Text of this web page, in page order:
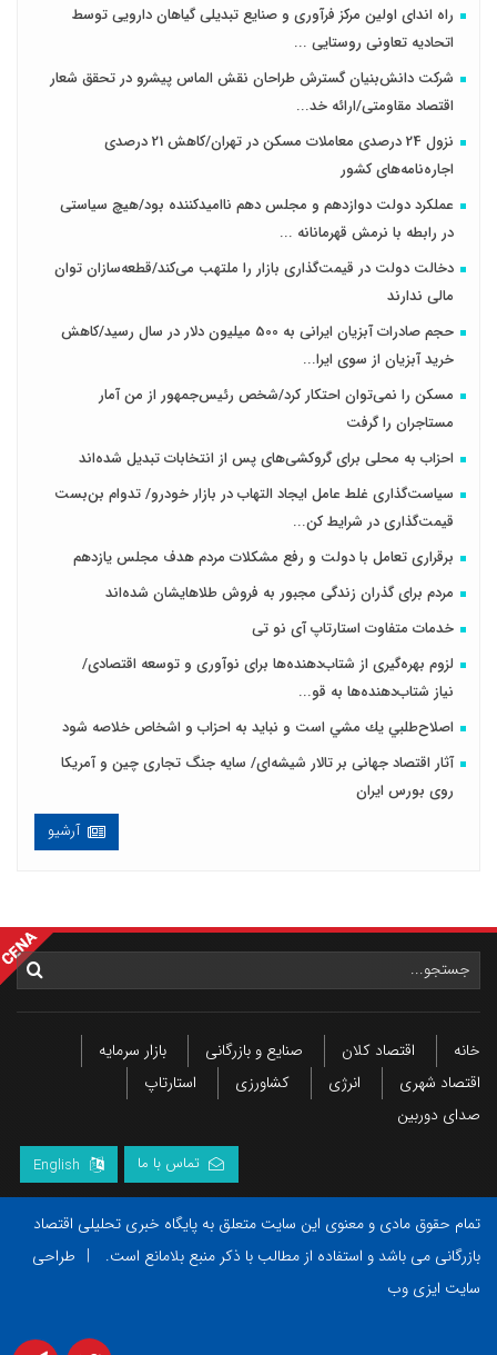
راه اندای اولین مرکز فرآوری و صنایع تبدیلی گیاهان دارویی توسط
اتحادیه تعاونی روستایی ...
شرکت دانش‌بنیان گسترش طراحان‌‌ ‌نقش‌ الماس پیشرو در تحقق شعار
اقتصاد مقاومتی/ارائه خد...
نزول 24 درصدی معاملات مسکن در تهران/کاهش 21 درصدی
اجاره‌نامه‌های کشور
عملکرد دولت دوازدهم و مجلس دهم ناامیدکننده بود/هیچ سیاستی
در رابطه با نرمش قهرمانانه ...
دخالت دولت در قیمت‌گذاری بازار را ملتهب می‌کند/قطعه‌سازان توان
مالی ندارند
حجم صادرات آبزیان ایرانی به 500 میلیون دلار در سال رسید/کاهش
خرید آبزیان از سوی ایرا...
مسکن را نمی‌توان احتکار کرد/شخص رئیس‌جمهور از من آمار
مستاجران را گرفت
احزاب به محلی برای گروکشی‌های پس از انتخابات تبدیل شده‌اند
سیاست‌گذاری غلط عامل ایجاد التهاب در بازار خودرو/ تدوام بن‌بست
قیمت‌گذاری در شرایط کن...
برقراری تعامل با دولت و رفع مشکلات مردم هدف مجلس‌ یازدهم
مردم برای گذران زندگی مجبور به فروش طلاهایشان شده‌اند
خدمات متفاوت استارتاپ آی نو تی
لزوم بهره‌گیری از شتاب‌دهنده‌ها برای نوآوری و توسعه اقتصادی/
نیاز شتاب‌دهنده‌ها به قو...
اصلاح‌طلبي يك مشي است و نبايد به احزاب و اشخاص خلاصه شود
آثار اقتصاد جهانی بر تالار شیشه‌ای/ سایه جنگ تجاری چین و آمریکا
روی بورس ایران
آرشیو
خانه اقتصاد کلان صنایع و بازرگانی
بازار سرمایه
اقتصاد شهری
انرژی کشاورزی
استارتاپ
صدای دوربین
تماس با ما English
تمام حقوق مادی و معنوی این سایت متعلق به پایگاه خبری تحلیلی اقتصاد
بازرگانی می باشد و استفاده از مطالب با ذکر منبع بلامانع است.
| طراحی
سایت ایزی وب